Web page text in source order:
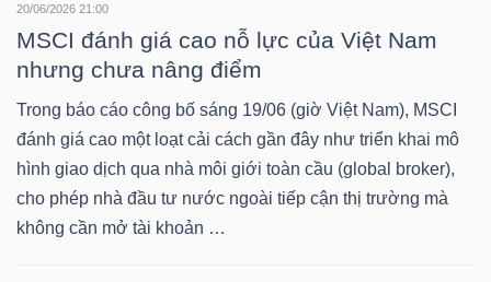
20/06/2026 21:00
MSCI đánh giá cao nỗ lực của Việt Nam
nhưng chưa nâng điểm
Trong báo cáo công bố sáng 19/06 (giờ Việt Nam), MSCI
đánh giá cao một loạt cải cách gần đây như triển khai mô
hình giao dịch qua nhà môi giới toàn cầu (global broker),
cho phép nhà đầu tư nước ngoài tiếp cận thị trường mà
không cần mở tài khoản …
chứng
khoán
(-)
Tất cả Cổ phiếu Chỉ số Chứng chỉ quỹ
Lãnh
đạo